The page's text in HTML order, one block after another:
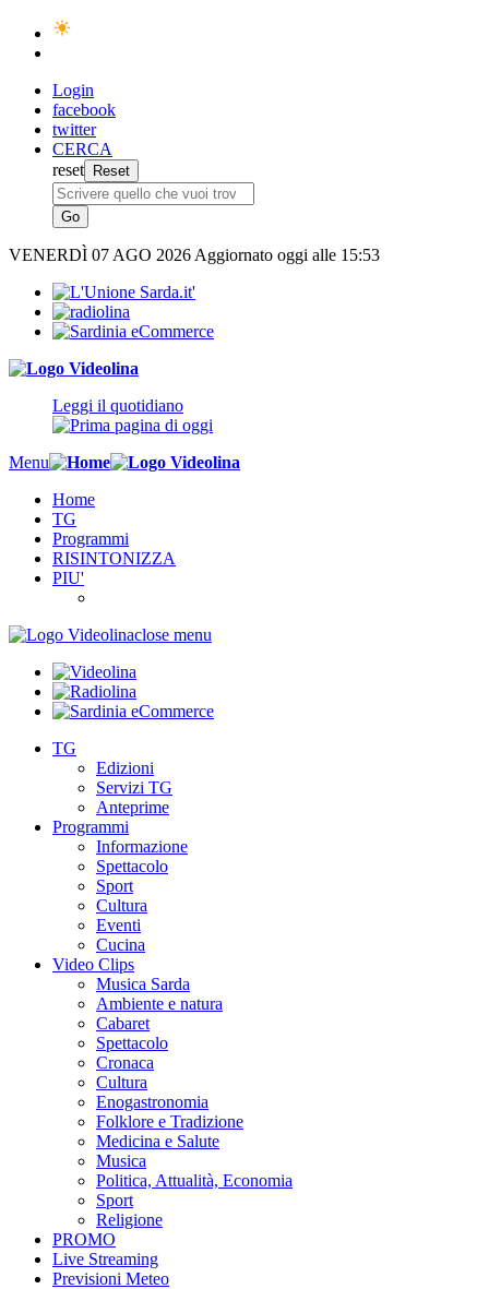
Login
facebook
twitter
CERCA
reset
VENERDÌ 07 AGO 2026 Aggiornato oggi alle 15:53
Leggi il quotidiano
Menu
Home
TG
Programmi
RISINTONIZZA
PIU'
close menu
TG
Edizioni
Servizi TG
Anteprime
Programmi
Informazione
Spettacolo
Sport
Cultura
Eventi
Cucina
Video Clips
Musica Sarda
Ambiente e natura
Cabaret
Spettacolo
Cronaca
Cultura
Enogastronomia
Folklore e Tradizione
Medicina e Salute
Musica
Politica, Attualità, Economia
Sport
Religione
PROMO
Live Streaming
Previsioni Meteo